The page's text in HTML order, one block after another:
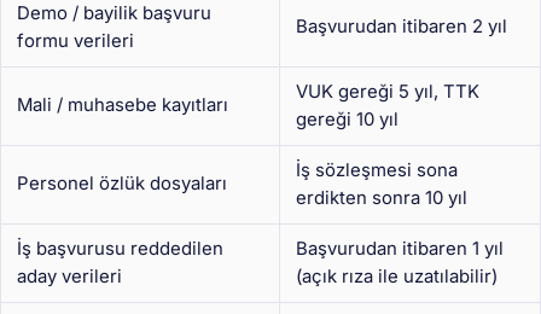
Demo / bayilik başvuru
formu verileri
Başvurudan itibaren 2 yıl
Mali / muhasebe kayıtları
VUK gereği 5 yıl, TTK
gereği 10 yıl
Personel özlük dosyaları
İş sözleşmesi sona
erdikten sonra 10 yıl
İş başvurusu reddedilen
aday verileri
Başvurudan itibaren 1 yıl
(açık rıza ile uzatılabilir)